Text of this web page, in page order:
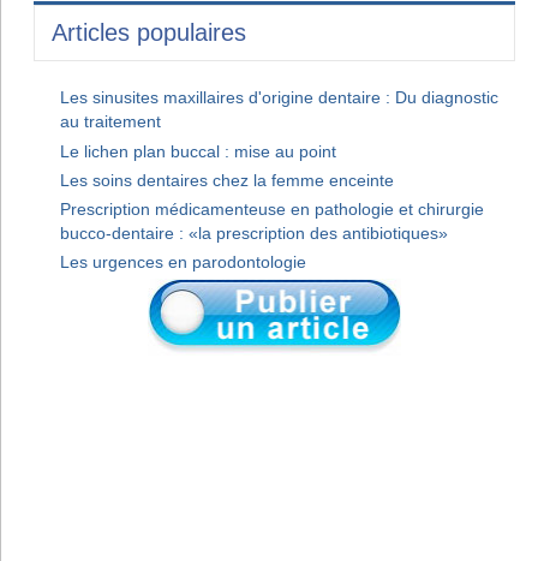
Articles populaires
Les sinusites maxillaires d'origine dentaire : Du diagnostic
au traitement
Le lichen plan buccal : mise au point
Les soins dentaires chez la femme enceinte
Prescription médicamenteuse en pathologie et chirurgie
bucco-dentaire : «la prescription des antibiotiques»
Les urgences en parodontologie